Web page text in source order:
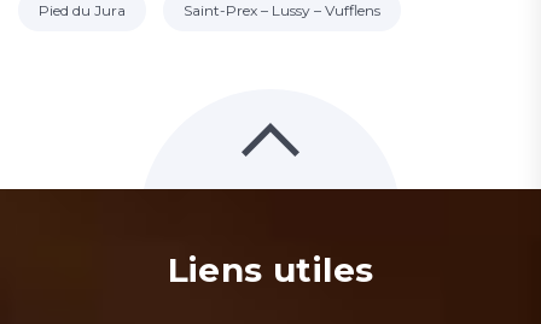
Pied du Jura Saint-Prex – Lussy – Vufflens
Liens utiles